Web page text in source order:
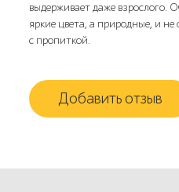
выдерживает даже взрослого.
яркие цвета, а природные, и не
с пропиткой.
Добавить отзыв